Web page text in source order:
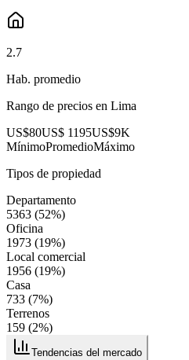
2.7
Hab. promedio
Rango de precios en Lima
US$80US$ 1195US$9K
MínimoPromedioMáximo
Tipos de propiedad
Departamento
5363 (52%)
Oficina
1973 (19%)
Local comercial
1956 (19%)
Casa
733 (7%)
Terrenos
159 (2%)
Tendencias del mercado